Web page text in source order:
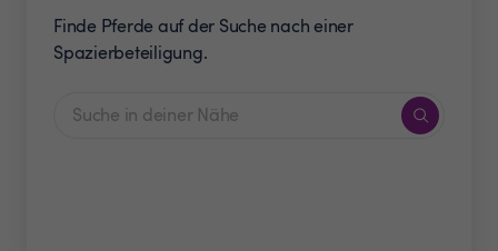
Finde Pferde auf der Suche nach einer
Spazierbeteiligung.